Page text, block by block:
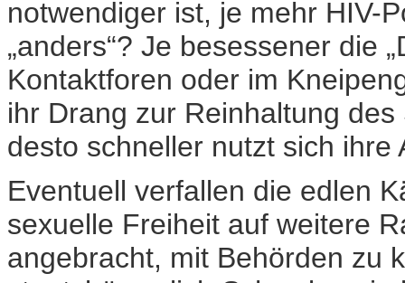
notwendiger ist, je mehr HIV-
„anders“? Je besessener die
Kontaktforen oder im
ihr Drang zur Reinhaltung
desto schneller nutzt sich ihre
Eventuell verfallen die edlen
sexuelle Freiheit auf weitere
angebracht, mit Behörden zu